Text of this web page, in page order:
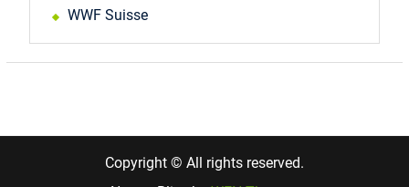
WWF Suisse
Copyright © All rights reserved.